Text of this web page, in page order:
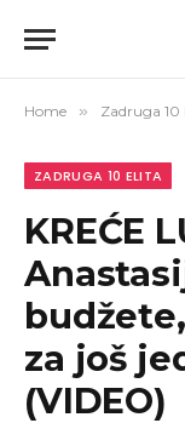
Home » Zadruga 10
ZADRUGA 10 ELITA
KREĆE
za još
(VIDEO)